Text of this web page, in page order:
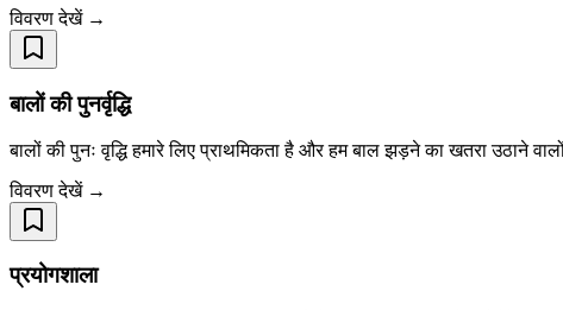
विवरण देखें →
बालों की पुनर्वृद्धि
बालों की पुनः वृद्धि हमारे लिए प्राथमिकता है और हम बाल झड़ने का खतरा उठाने
विवरण देखें →
प्रयोगशाला